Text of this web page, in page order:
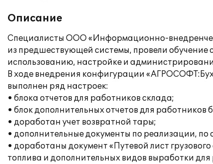
Описание
Специалисты ООО «Информационно-
из предшествующей системы, провели обучение
использованию, настройке и
В ходе внедрения конфигурации
выполнен ряд настроек:
• блока отчетов для работников склада;
• блок дополнительных отчетов для работников
• доработан учет возвратной тары;
• дополнительные документы по реализации, по
• доработаны документ «Путевой лист
топлива и дополнительных видов выработки